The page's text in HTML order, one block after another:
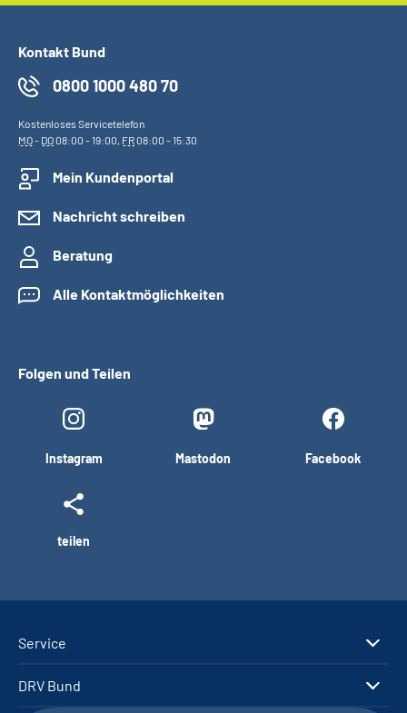
Kontakt Bund
0800 1000 480 70
Kostenloses Servicetelefon
MO- DO08:00 - 19:00, FR08:00 - 15:30
Mein Kundenportal
Nachricht schreiben
Beratung
Alle Kontaktmöglichkeiten
Folgen und Teilen
Instagram Mastodon Facebook
teilen
Service
DRV Bund